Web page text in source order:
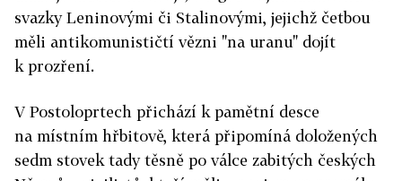
svazky Leninovými či Stalinovými, jejichž četbou
měli antikomunističtí vězni "na uranu" dojít
k prozření.
V Postoloprtech přichází k pamětní desce
na místním hřbitově, která připomíná doložených
sedm stovek tady těsně po válce zabitých českých